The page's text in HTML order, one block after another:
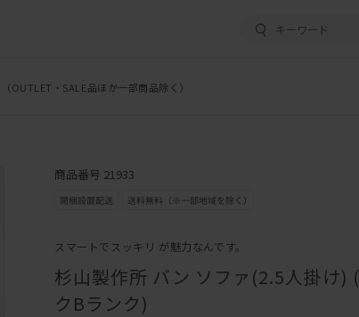
（OUTLET・SALE品ほか一部商品除く）
商品番号 21933
スマートでスッキリ が魅力なんです。
杉山製作所 バン ソファ(2.5人掛け)
クBランク)